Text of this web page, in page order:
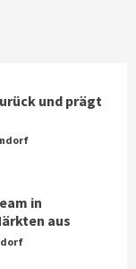
iPhone und
erhält erneut
und prägt
und prägt
in
aus